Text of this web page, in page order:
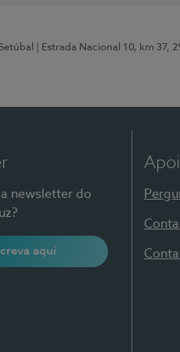
| Estrada Nacional 10, km 37,
newsletter do
aqui